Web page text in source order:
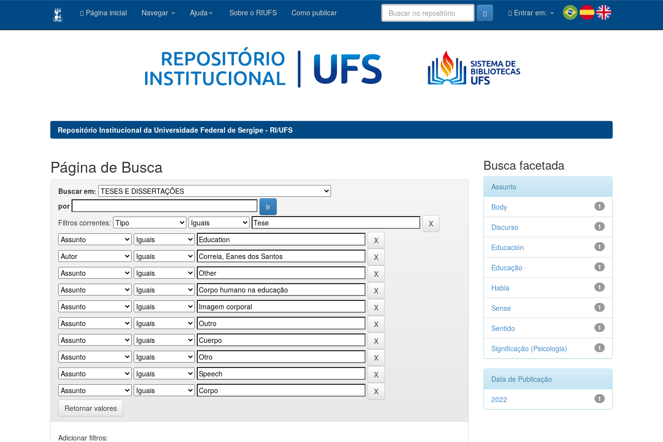
Página inicial Navegar Ajuda Sobre o RIUFS Como publicar Entrar em:
Repositório Institucional da Universidade Federal de Sergipe - RI/UFS
Página de Busca
Buscar em:
por
Filtros correntes:
Retornar valores
Adicionar filtros:
Busca facetada
Assunto
1
Body
1
Discurso
1
Educación
1
Educação
1
Habla
1
Sense
1
Sentido
1
Significação (Psicologia)
Data de Publicação
1
2022